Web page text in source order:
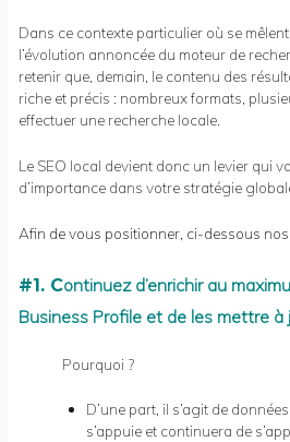
Dans ce contexte particulier où se
l’évolution annoncée du moteur de
retenir que, demain, le contenu des
riche et précis : nombreux formats,
effectuer une recherche locale.
Le SEO local devient donc un levier qui
d’importance dans votre stratégie
Afin de vous positionner, ci-dessous
#1. Continuez d’enrichir au
Business Profile et de les mettre à
Pourquoi ?
D’une part, il s’agit de
s’appuie et continuera de